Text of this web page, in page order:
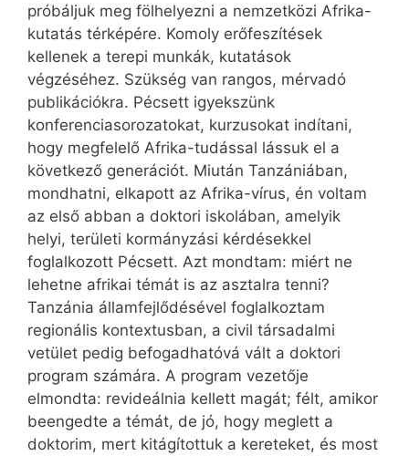
próbáljuk meg fölhelyezni a nemzetközi Afrika-
kutatás térképére. Komoly erőfeszítések
kellenek a terepi munkák, kutatások
végzéséhez. Szükség van rangos, mérvadó
publikációkra. Pécsett igyekszünk
konferenciasorozatokat, kurzusokat indítani,
hogy megfelelő Afrika-tudással lássuk el a
következő generációt. Miután Tanzániában,
mondhatni, elkapott az Afrika-vírus, én voltam
az első abban a doktori iskolában, amelyik
helyi, területi kormányzási kérdésekkel
foglalkozott Pécsett. Azt mondtam: miért ne
lehetne afrikai témát is az asztalra tenni?
Tanzánia államfejlődésével foglalkoztam
regionális kontextusban, a civil társadalmi
vetület pedig befogadhatóvá vált a doktori
program számára. A program vezetője
elmondta: revideálnia kellett magát; félt, amikor
beengedte a témát, de jó, hogy meglett a
doktorim, mert kitágítottuk a kereteket, és most